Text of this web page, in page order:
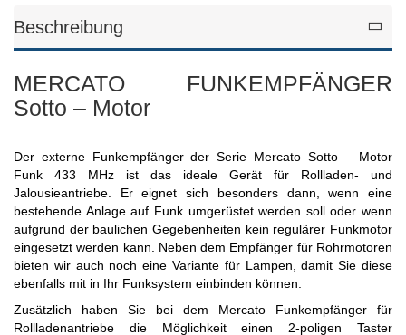
Beschreibung
MERCATO FUNKEMPFÄNGER
Sotto – Motor
Der externe Funkempfänger der Serie Mercato Sotto – Motor
Funk 433 MHz ist das ideale Gerät für Rollladen- und
Jalousieantriebe. Er eignet sich besonders dann, wenn eine
bestehende Anlage auf Funk umgerüstet werden soll oder wenn
aufgrund der baulichen Gegebenheiten kein regulärer Funkmotor
eingesetzt werden kann. Neben dem Empfänger für Rohrmotoren
bieten wir auch noch eine Variante für Lampen, damit Sie diese
ebenfalls mit in Ihr Funksystem einbinden können.
Zusätzlich haben Sie bei dem Mercato Funkempfänger für
Rollladenantriebe die Möglichkeit einen 2-poligen Taster